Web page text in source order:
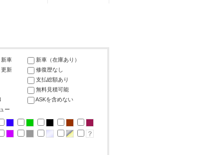
新車
新車（在庫あり）
更新
修復歴なし
支払総額あり
無料見積可能
ASKを含めない
ー